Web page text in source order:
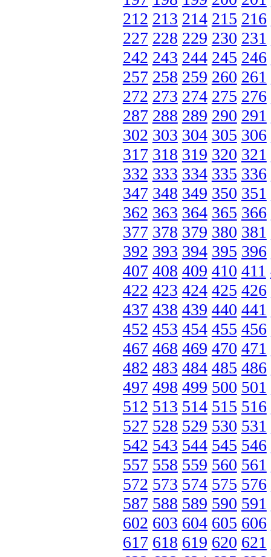
212 213 214 215 216
227 228 229 230 231
242 243 244 245 246
257 258 259 260 261
272 273 274 275 276
287 288 289 290 291
302 303 304 305 306
317 318 319 320 321
332 333 334 335 336
347 348 349 350 351
362 363 364 365 366
377 378 379 380 381
392 393 394 395 396
407 408 409 410 411
422 423 424 425 426
437 438 439 440 441
452 453 454 455 456
467 468 469 470 471
482 483 484 485 486
497 498 499 500 501
512 513 514 515 516
527 528 529 530 531
542 543 544 545 546
557 558 559 560 561
572 573 574 575 576
587 588 589 590 591
602 603 604 605 606
617 618 619 620 621